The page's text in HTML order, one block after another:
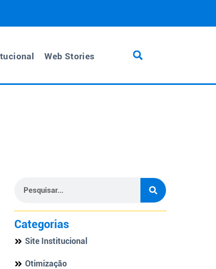
Web Stories
Categorias
Site Institucional
Otimização